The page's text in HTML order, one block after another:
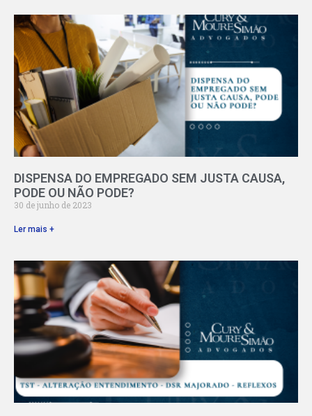
DISPENSA DO EMPREGADO SEM JUSTA CAUSA,
PODE OU NÃO PODE?
30 de junho de 2023
Ler mais +